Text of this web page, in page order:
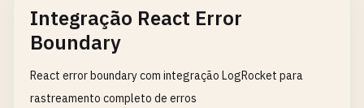
Integração React Error
Boundary
React error boundary com integração LogRocket para
rastreamento completo de erros